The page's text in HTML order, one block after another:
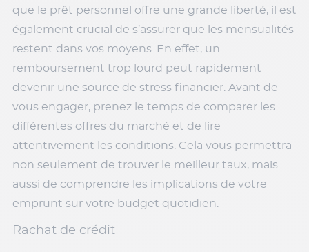
que le prêt personnel offre une grande liberté, il est
également crucial de s’assurer que les mensualités
restent dans vos moyens. En effet, un
remboursement trop lourd peut rapidement
devenir une source de stress financier. Avant de
vous engager, prenez le temps de comparer les
différentes offres du marché et de lire
attentivement les conditions. Cela vous permettra
non seulement de trouver le meilleur taux, mais
aussi de comprendre les implications de votre
emprunt sur votre budget quotidien.
Rachat de crédit